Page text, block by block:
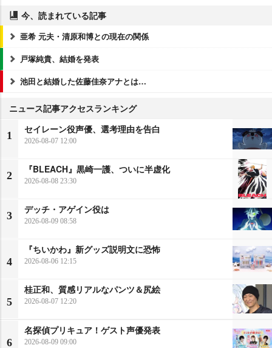
今、読まれている記事
亜希 元夫・清原和博との現在の関係
戸塚純貴、結婚を発表
池田と結婚した佐藤佳奈アナとは…
ニュース記事アクセスランキング
1
セイレーン役声優、選考理由を告白
2026-08-07 12:00
2
『BLEACH』黒崎一護、ついに半虚化
2026-08-08 23:30
3
デッチ・アゲイン役は
2026-08-09 08:58
4
『ちいかわ』新グッズ説明文に恐怖
2026-08-06 12:15
5
桂正和、質感リアルなパンツ＆尻絵
2026-08-07 12:20
6
名探偵プリキュア！ゲスト声優発表
2026-08-09 09:00